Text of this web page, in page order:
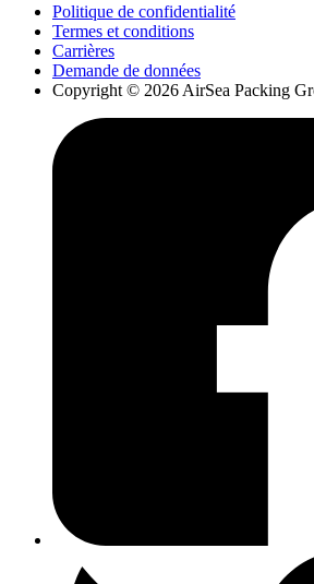
Politique de confidentialité
Termes et conditions
Carrières
Demande de données
Copyright © 2026 AirSea Packing